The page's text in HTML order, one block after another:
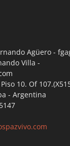
Agüero -
Villa -
10. Of
- Argentina